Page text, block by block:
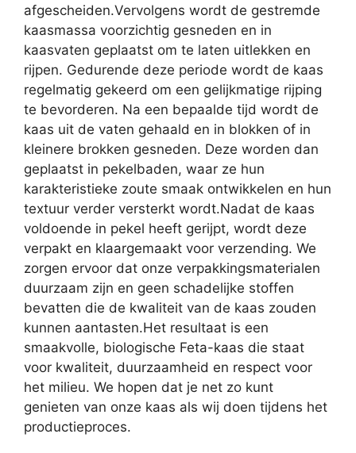
afgescheiden.Vervolgens wordt de gestremde
kaasmassa voorzichtig gesneden en in
kaasvaten geplaatst om te laten uitlekken en
rijpen. Gedurende deze periode wordt de kaas
regelmatig gekeerd om een gelijkmatige rijping
te bevorderen. Na een bepaalde tijd wordt de
kaas uit de vaten gehaald en in blokken of in
kleinere brokken gesneden. Deze worden dan
geplaatst in pekelbaden, waar ze hun
karakteristieke zoute smaak ontwikkelen en hun
textuur verder versterkt wordt.Nadat de kaas
voldoende in pekel heeft gerijpt, wordt deze
verpakt en klaargemaakt voor verzending. We
zorgen ervoor dat onze verpakkingsmaterialen
duurzaam zijn en geen schadelijke stoffen
bevatten die de kwaliteit van de kaas zouden
kunnen aantasten.Het resultaat is een
smaakvolle, biologische Feta-kaas die staat
voor kwaliteit, duurzaamheid en respect voor
het milieu. We hopen dat je net zo kunt
genieten van onze kaas als wij doen tijdens het
productieproces.